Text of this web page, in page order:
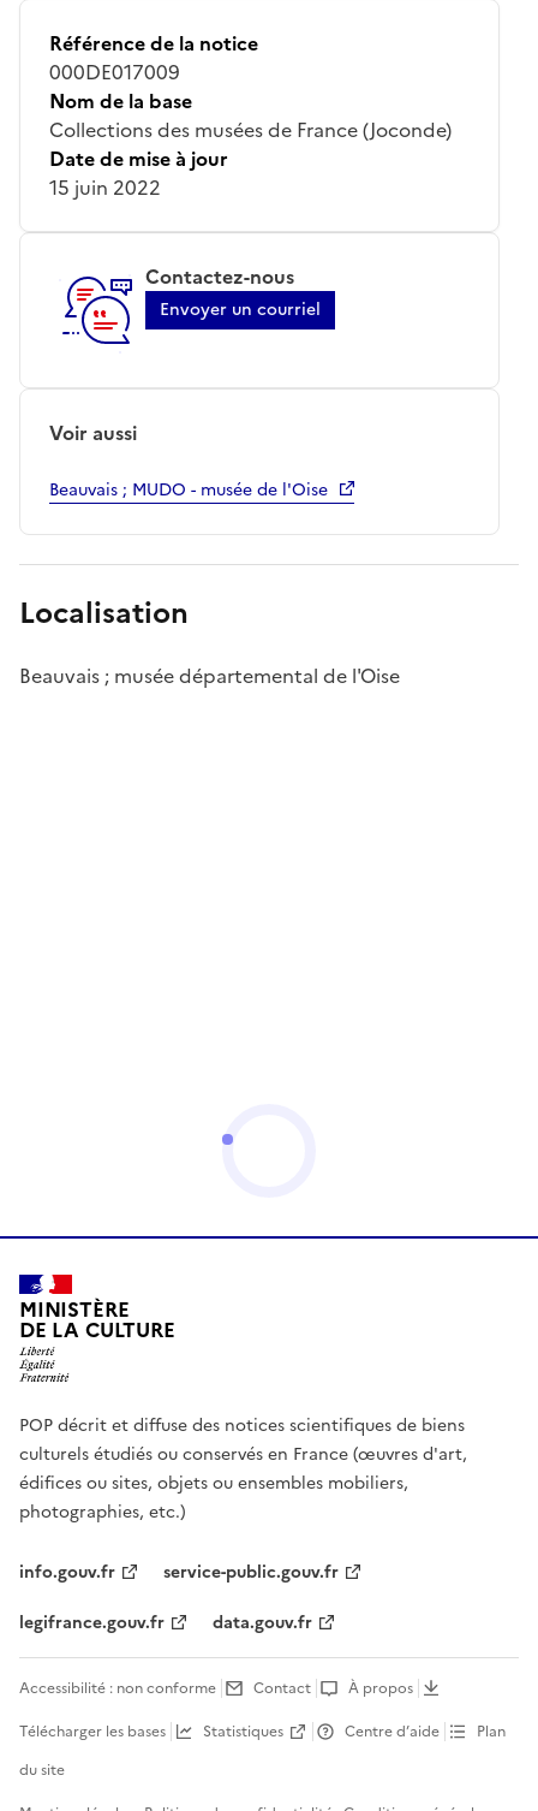
Référence de la notice
000DE017009
Nom de la base
Collections des musées de France (Joconde)
Date de mise à jour
15 juin 2022
Contactez-nous
Envoyer un courriel
Voir aussi
Beauvais ; MUDO - musée de l'Oise
Localisation
Beauvais ; musée départemental de l'Oise
MINISTÈRE
DE LA CULTURE
POP décrit et diffuse des notices scientifiques de biens
culturels étudiés ou conservés en France (œuvres d'art,
édifices ou sites, objets ou ensembles mobiliers,
photographies, etc.)
info.gouv.fr
service-public.gouv.fr
legifrance.gouv.fr
data.gouv.fr
Accessibilité : non conforme Contact
À propos
Télécharger les bases
Statistiques Centre d’aide
Plan
du site